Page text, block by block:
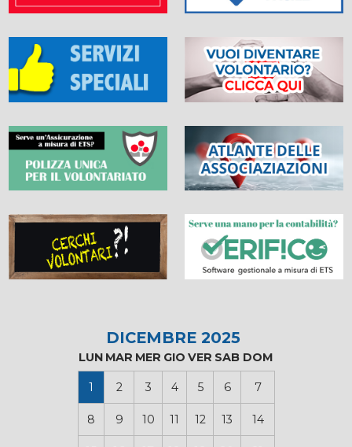
DICEMBRE 2025
LUN MAR MER GIO VER SAB DOM
1 2 3 4 5 6 7
8 9 10 11 12 13 14